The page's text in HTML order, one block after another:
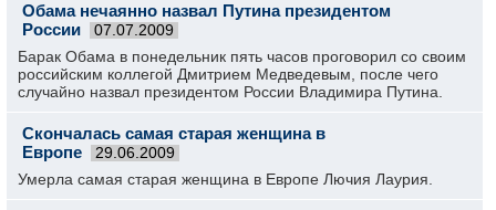
Обама нечаянно назвал Путина президентом
России
07.07.2009
Барак Обама в понедельник пять часов проговорил со своим
российским коллегой Дмитрием Медведевым, после чего
случайно назвал президентом России Владимира Путина.
Скончалась самая старая женщина в
Европе
29.06.2009
Умерла самая старая женщина в Европе Лючия Лаурия.